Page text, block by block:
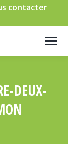
contacter
DEUX-